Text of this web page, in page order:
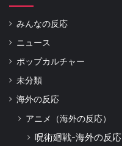
みんなの反応
ニュース
ポップカルチャー
未分類
海外の反応
アニメ（海外の反応）
呪術廻戦-海外の反応